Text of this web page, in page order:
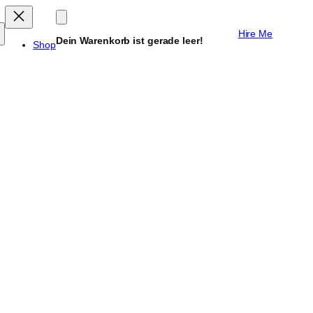
ShopDein Warenkorb ist gerade leer!
Hire Me